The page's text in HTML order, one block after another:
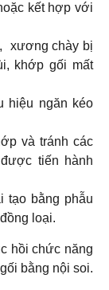
kết hợp với
xương chày bị
khớp gối mất
hiệu ngăn kéo
và tránh các
tiến hành
tạo bằng phẫu
loại.
hồi chức năng
bằng nội soi.